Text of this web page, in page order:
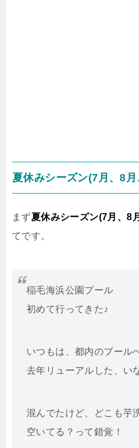
夏休みシーズン(7月、8
まず夏休みシーズン(7月、8
てです。
稲毛海浜公園プール
初めて行ってきた♪
いつもは、都内のプール
去年リューアルした、い
混んでたけど、どこも芋
空いてる？って錯覚！